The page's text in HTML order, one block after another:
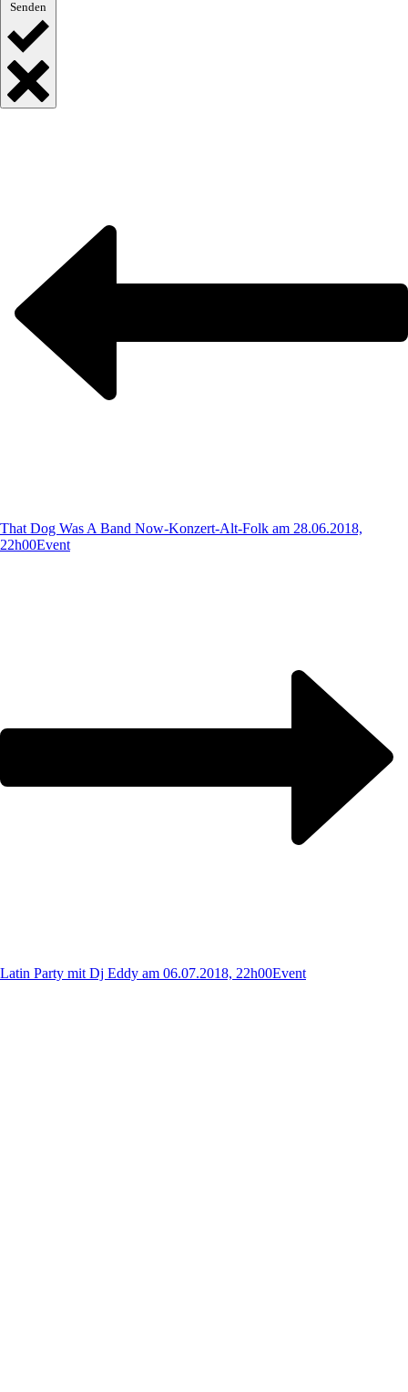
Senden
That Dog Was A Band Now-Konzert-Alt-Folk am 28.06.2018,
22h00Event
Latin Party mit Dj Eddy am 06.07.2018, 22h00Event